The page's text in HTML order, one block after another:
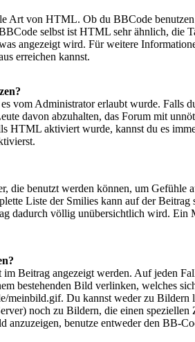
Art von HTML. Ob du BBCode
selbst ist HTML sehr ähnlich, die
angezeigt wird. Für weitere
erreichen kannst.
vom Administrator erlaubt wurde.
davon abzuhalten, das Forum mit
HTML aktiviert wurde, kannst du es
die benutzt werden können, um Gefühle
Liste der Smilies kann auf der
dadurch völlig unübersichtlich wird. Ein
Beitrag angezeigt werden. Auf jeden
bestehenden Bild verlinken, welches
meinbild.gif. Du kannst weder zu Bildern
noch zu Bildern, die einen
anzuzeigen, benutze entweder den BB-